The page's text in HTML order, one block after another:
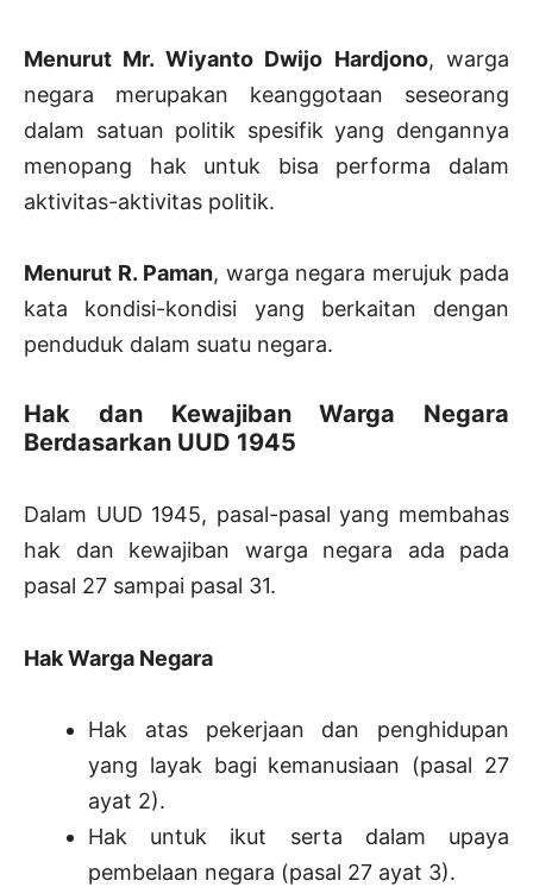
Menurut Mr. Wiyanto Dwijo Hardjono, warga
negara merupakan keanggotaan seseorang
dalam satuan politik spesifik yang dengannya
menopang hak untuk bisa performa dalam
aktivitas-aktivitas politik.
Menurut R. Paman, warga negara merujuk pada
kata kondisi-kondisi yang berkaitan dengan
penduduk dalam suatu negara.
Hak dan Kewajiban Warga Negara
Berdasarkan UUD 1945
Dalam UUD 1945, pasal-pasal yang membahas
hak dan kewajiban warga negara ada pada
pasal 27 sampai pasal 31.
Hak Warga Negara
Hak atas pekerjaan dan penghidupan
yang layak bagi kemanusiaan (pasal 27
ayat 2).
Hak untuk ikut serta dalam upaya
pembelaan negara (pasal 27 ayat 3).